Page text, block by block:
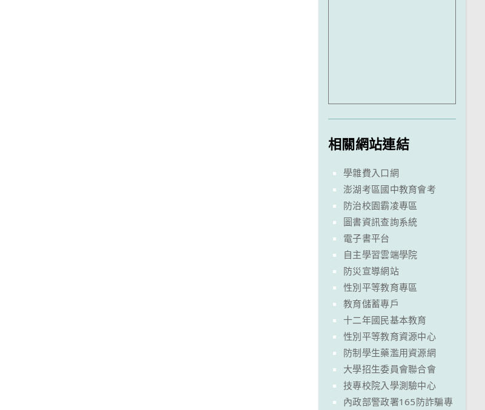
相關網站連結
學雜費入口網
澎湖考區國中教育會考
防治校園霸凌專區
圖書資訊查詢系統
電子書平台
自主學習雲端學院
防災宣導網站
性別平等教育專區
教育儲蓄專戶
十二年國民基本教育
性別平等教育資源中心
防制學生藥濫用資源網
大學招生委員會聯合會
技專校院入學測驗中心
內政部警政署165防詐騙專